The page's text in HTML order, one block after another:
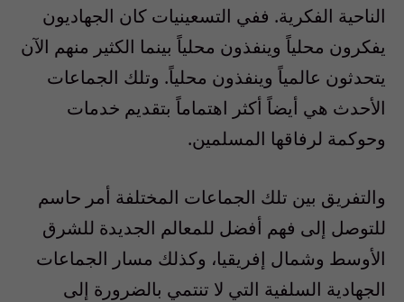
الناحية الفكرية. ففي التسعينيات كان الجهاديون
يفكرون محلياً وينفذون محلياً بينما الكثير منهم الآن
يتحدثون عالمياً وينفذون محلياً. وتلك الجماعات
الأحدث هي أيضاً أكثر اهتماماً بتقديم خدمات
وحوكمة لرفاقها المسلمين.
والتفريق بين تلك الجماعات المختلفة أمر حاسم
للتوصل إلى فهم أفضل للمعالم الجديدة للشرق
الأوسط وشمال إفريقيا، وكذلك مسار الجماعات
الجهادية السلفية التي لا تنتمي بالضرورة إلى